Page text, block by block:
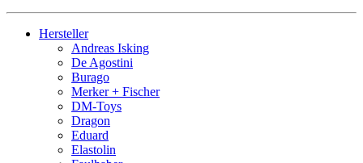
Hersteller
Andreas Isking
De Agostini
Burago
Merker + Fischer
DM-Toys
Dragon
Eduard
Elastolin